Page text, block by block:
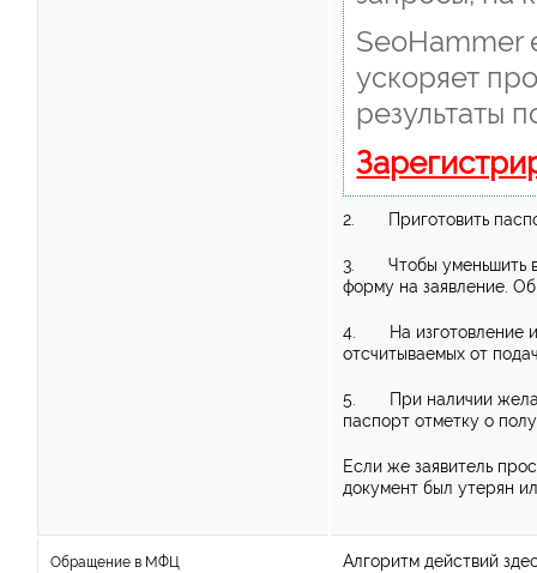
SeoHammer
ускоряет
результаты
2. Приготовить
3. Чтобы уменьшить
форму на заявление.
4. На изготовление и
отсчитываемых от
5. При наличии
паспорт отметку о
Если же заявитель
документ был утерян
Обращение в МФЦ Алгоритм действий